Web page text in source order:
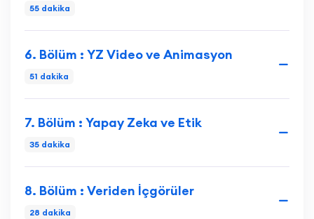
55 dakika
6. Bölüm : YZ Video ve Animasyon
51 dakika
7. Bölüm : Yapay Zeka ve Etik
35 dakika
8. Bölüm : Veriden İçgörüler
28 dakika